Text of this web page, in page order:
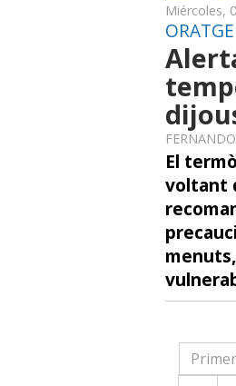
Miércoles,
ORATGE
El
voltant